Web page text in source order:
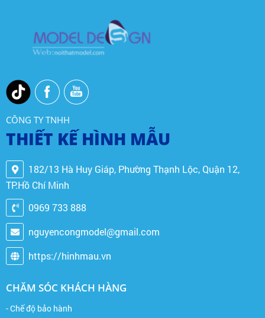
CÔNG TY TNHH
THIẾT KẾ HÌNH MẪU
182/13 Hà Huy Giáp, Phường Thạnh Lộc, Quận 12,
TP.Hồ Chí Minh
0969 733 888
nguyencongmodel@gmail.com
https://hinhmau.vn
CHĂM SÓC KHÁCH HÀNG
- Chế độ bảo hành